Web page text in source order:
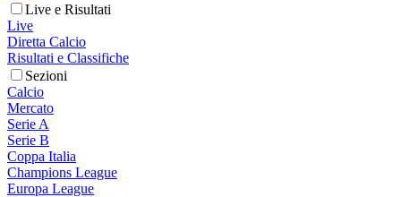
Live e Risultati
Live
Diretta Calcio
Risultati e Classifiche
Sezioni
Calcio
Mercato
Serie A
Serie B
Coppa Italia
Champions League
Europa League